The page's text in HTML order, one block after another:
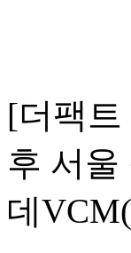
[더팩트
후 서울
데